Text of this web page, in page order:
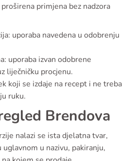
primjena bez nadzora
uporaba navedena u odobrenju
uporaba izvan odobrene
liječničku procjenu.
koji se izdaje na recept i ne treba
ruku.
Brendova
nalazi se ista djelatna tvar,
u nazivu, pakiranju,